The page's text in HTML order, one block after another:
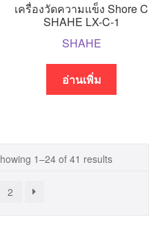
เครื่องวัดความแข็ง Shore C
SHAHE LX-C-1
SHAHE
อ่านเพิ่ม
1–24 of 41 results
2